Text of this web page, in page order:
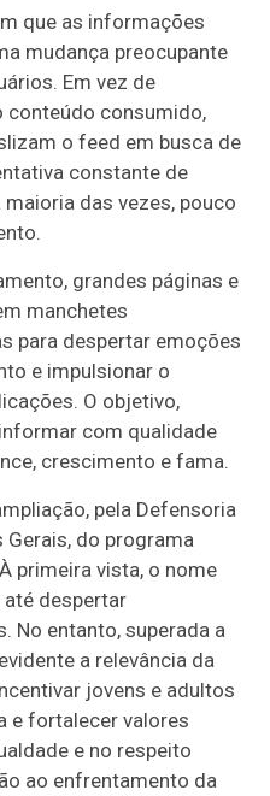
que as informações
mudança preocupante
Em vez de
conteúdo consumido,
o feed em busca de
constante de
das vezes, pouco
grandes páginas e
manchetes
para despertar emoções
e impulsionar o
O objetivo,
com qualidade
crescimento e fama.
pela Defensoria
Gerais, do programa
primeira vista, o nome
até despertar
No entanto, superada a
a relevância da
jovens e adultos
e fortalecer valores
e no respeito
ao enfrentamento da